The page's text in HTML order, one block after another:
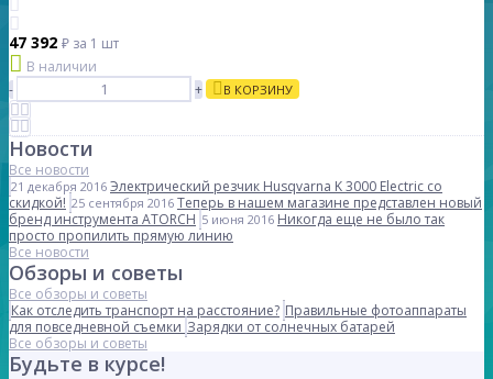
47 392 ₽ за 1 шт
В наличии
-
+ В КОРЗИНУ
Новости
Все новости
21 декабря 2016 Электрический резчик Husqvarna K 3000 Electric со
скидкой! 25 сентября 2016 Теперь в нашем магазине представлен новый
бренд инструмента ATORCH 5 июня 2016 Никогда еще не было так
просто пропилить прямую линию
Все новости
Обзоры и советы
Все обзоры и советы
Как отследить транспорт на расстояние? Правильные фотоаппараты
для повседневной съемки Зарядки от солнечных батарей
Все обзоры и советы
Будьте в курсе!